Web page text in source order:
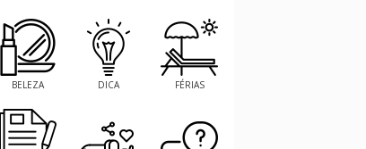
BELEZA DICA FÉRIAS